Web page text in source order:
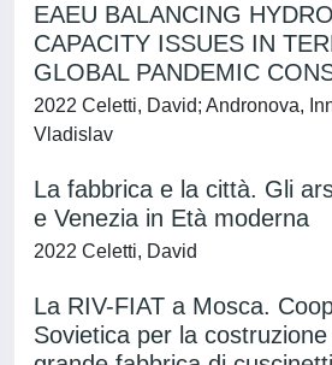
EAEU BALANCING
CAPACITY ISSUES IN
GLOBAL PANDEMIC
2022 Celetti, David; Andronova,
Vladislav
La fabbrica e la città. Gli
e Venezia in Età moderna
2022 Celetti, David
La RIV-FIAT a Mosca.
Sovietica per la